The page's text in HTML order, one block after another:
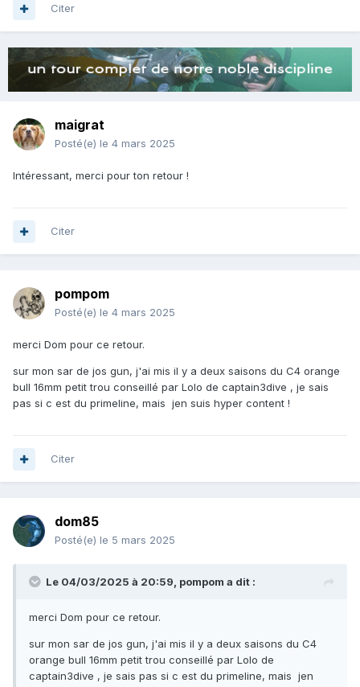
Citer
maigrat
Posté(e) le 4 mars 2025
Intéressant, merci pour ton retour !
Citer
pompom
Posté(e) le 4 mars 2025
merci Dom pour ce retour.
sur mon sar de jos gun, j'ai mis il y a deux saisons du C4 orange
bull 16mm petit trou conseillé par Lolo de captain3dive , je sais
pas si c est du primeline, mais jen suis hyper content !
Citer
dom85
Posté(e) le 5 mars 2025
Le 04/03/2025 à 20:59, pompom a dit :
merci Dom pour ce retour.
sur mon sar de jos gun, j'ai mis il y a deux saisons du C4
orange bull 16mm petit trou conseillé par Lolo de
captain3dive , je sais pas si c est du primeline, mais jen